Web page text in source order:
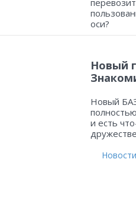
оси?
Новый
Новый
и есть